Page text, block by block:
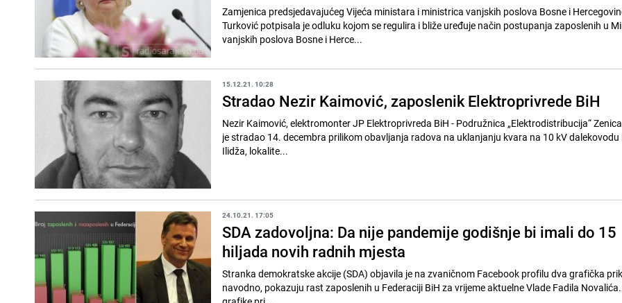
Zamjenica predsjedavajućeg Vijeća ministara i ministrica vanjskih poslova Bosne i
Turković potpisala je odluku kojom se regulira i bliže uređuje način postupanja zaposlenih u
vanjskih poslova Bosne i Herce...
15.12.21. 10:28
Stradao Nezir Kaimović, zaposlenik Elektroprivrede BiH
Nezir Kaimović, elektromonter JP Elektroprivreda BiH - Podružnica „Elektrodistribucija“
je stradao 14. decembra prilikom obavljanja radova na uklanjanju kvara na 10 kV dalekovodu
Ilidža, lokalite...
24.10.21. 17:05
SDA zadovoljna: Da nije pandemije godišnje bi imali do 15
hiljada novih radnih mjesta
Stranka demokratske akcije (SDA) objavila je na zvaničnom Facebook profilu dva grafička
navodno, pokazuju rast zaposlenih u Federaciji BiH za vrijeme aktuelne Vlade Fadila